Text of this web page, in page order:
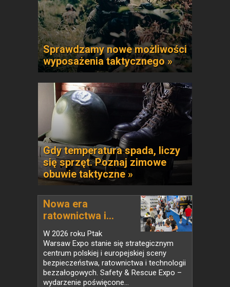
Sprawdzamy nowe możliwości
wyposażenia taktycznego »
Gdy temperatura spada, liczy
się sprzęt. Poznaj zimowe
obuwie taktyczne »
Nowa era
ratownictwa i...
W 2026 roku Ptak
Warsaw Expo stanie się strategicznym
centrum polskiej i europejskiej sceny
bezpieczeństwa, ratownictwa i technologii
bezzałogowych. Safety & Rescue Expo –
wydarzenie poświęcone...